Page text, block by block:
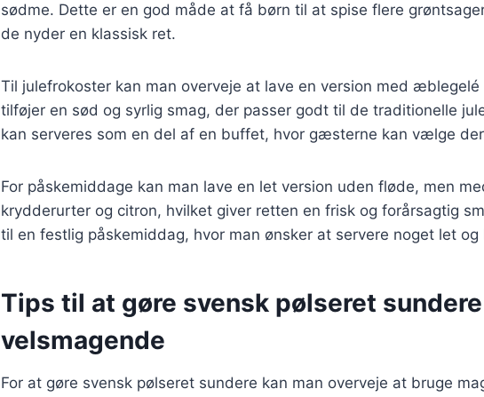
sødme. Dette er en god måde at få børn til at spise flere
de nyder en klassisk ret.
Til julefrokoster kan man overveje at lave en version med
tilføjer en sød og syrlig smag, der passer godt til de traditionelle
kan serveres som en del af en buffet, hvor gæsterne kan vælge
For påskemiddage kan man lave en let version uden fløde, men
krydderurter og citron, hvilket giver retten en frisk og forårsagtig
til en festlig påskemiddag, hvor man ønsker at servere noget let
Tips til at gøre svensk pølseret
velsmagende
For at gøre svensk pølseret sundere kan man overveje at bruge